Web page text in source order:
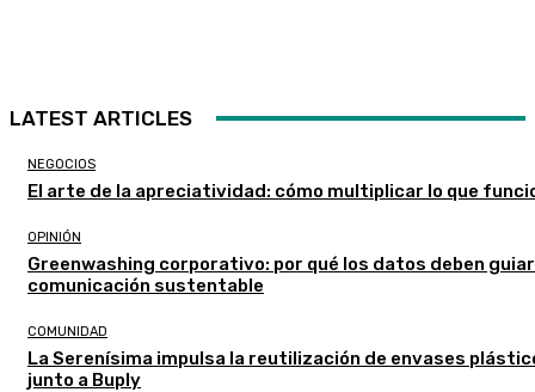
LATEST ARTICLES
NEGOCIOS
El arte de la apreciatividad: cómo multiplicar lo que
OPINIÓN
Greenwashing corporativo: por qué los datos deben
comunicación sustentable
COMUNIDAD
La Serenísima impulsa la reutilización de envases
junto a Buply